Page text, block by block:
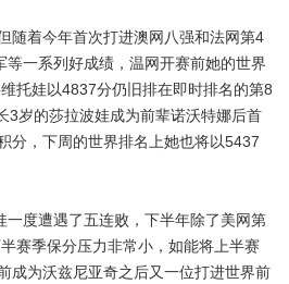
着今年首次打进澳网八强和法网第4
一系列好成绩，温网开赛前她的世界
托娃以4837分仍旧排在即时排名的第8
3岁的莎拉波娃成为前辈诺沃特娜后首
分，下周的世界排名上她也将以5437
度遭遇了五连败，下半年除了美网第
赛季保分压力非常小，如能将上半赛
成为沃兹尼亚奇之后又一位打进世界前